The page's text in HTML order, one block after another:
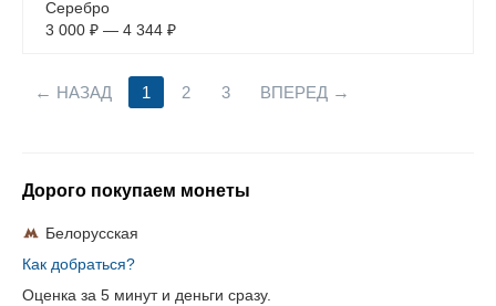
Серебро
3 000 ₽ — 4 344 ₽
НАЗАД 1 2 3 ВПЕРЕД
Дорого покупаем монеты
Белорусская
Как добраться?
Оценка за 5 минут и деньги сразу.